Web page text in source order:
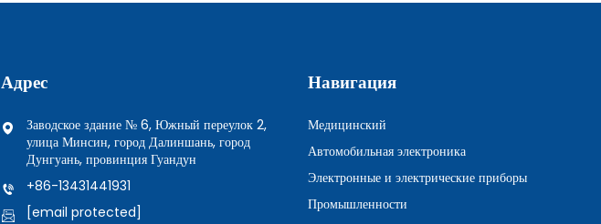
Адрес
Заводское здание № 6, Южный переулок 2,
улица Минсин, город Далиншань, город
Дунгуань, провинция Гуандун
+86-13431441931
[email protected]
Навигация
Медицинский
Автомобильная электроника
Электронные и электрические приборы
Промышленности